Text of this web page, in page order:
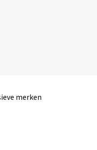
merken